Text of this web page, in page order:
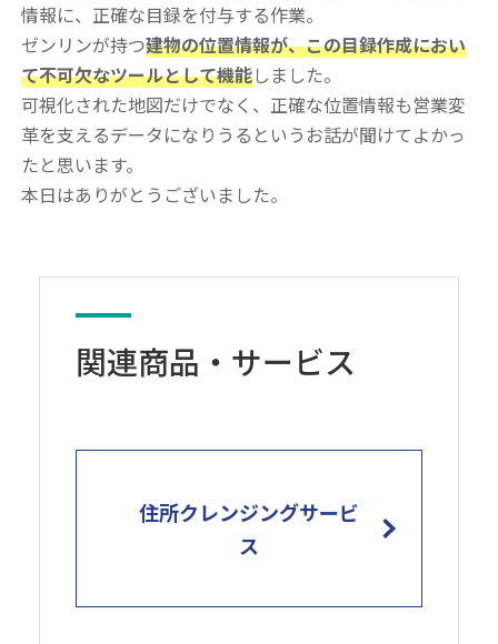
情報に、正確な目録を付与する作業。
ゼンリンが持つ建物の位置情報が、この目録作成におい
て不可欠なツールとして機能しました。
可視化された地図だけでなく、正確な位置情報も営業変
革を支えるデータになりうるというお話が聞けてよかっ
たと思います。
本日はありがとうございました。
関連商品・サービス
住所クレンジングサービ
ス